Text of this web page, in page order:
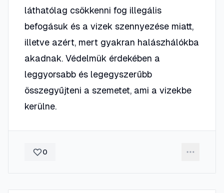
láthatólag csökkenni fog illegális
befogásuk és a vizek szennyezése miatt,
illetve azért, mert gyakran halászhálókba
akadnak. Védelmük érdekében a
leggyorsabb és legegyszerűbb
összegyűjteni a szemetet, ami a vizekbe
kerülne.
0